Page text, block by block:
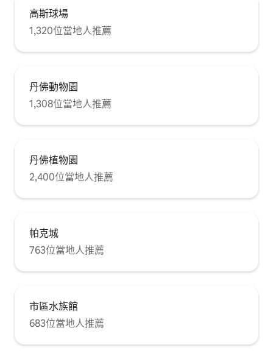
高斯球場
1,320位當地人推薦
丹佛動物園
1,308位當地人推薦
丹佛植物園
2,400位當地人推薦
帕克城
763位當地人推薦
市區水族館
683位當地人推薦